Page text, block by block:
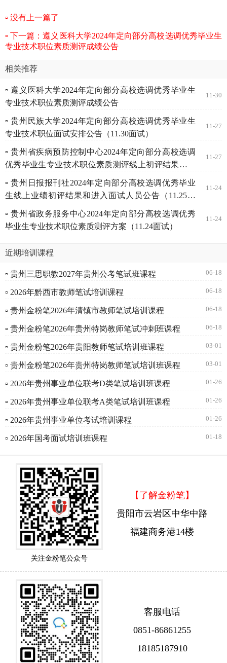
没有上一篇了
下一篇：遵义医科大学2024年定向部分高校选调优秀毕业生
专业技术职位素质测评成绩公告
相关推荐
▫ 遵义医科大学2024年定向部分高校选调优秀毕业生
专业技术职位素质测评成绩公告
11-30
▫ 贵州民族大学2024年定向部分高校选调优秀毕业生
专业技术职位面试安排公告（11.30面试）
11-27
▫ 贵州省疾病预防控制中心2024年定向部分高校选调
优秀毕业生专业技术职位素质测评线上初评结果及线
上考核公告
11-27
▫ 贵州日报报刊社2024年定向部分高校选调优秀毕业
生线上业绩初评结果和进入面试人员公告（11.25面
试）
11-24
▫ 贵州省政务服务中心2024年定向部分高校选调优秀
毕业生专业技术职位素质测评方案（11.24面试）
11-24
近期培训课程
▫ 贵州三思职教2027年贵州公考笔试班课程 06-18
▫ 2026年黔西市教师笔试培训课程 06-18
▫ 贵州金粉笔2026年清镇市教师笔试培训课程 06-18
▫ 贵州金粉笔2026年贵州特岗教师笔试冲刺班课程 06-18
▫ 贵州金粉笔2026年贵阳教师笔试培训班课程 03-01
▫ 贵州金粉笔2026年贵州特岗教师笔试培训班课程 03-01
▫ 2026年贵州事业单位联考D类笔试培训班课程 01-26
▫ 2026年贵州事业单位联考A类笔试培训班课程 01-26
▫ 2026年贵州事业单位考试培训课程 01-26
▫ 2026年国考面试培训班课程 01-18
关注金粉笔公众号
【了解金粉笔】
贵阳市云岩区中华中路
福建商务港14楼
客服电话
0851-86861255
18185187910